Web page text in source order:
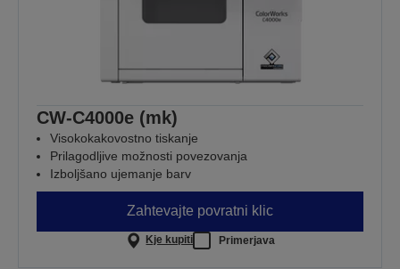
CW-C4000e (mk)
Visokokakovostno tiskanje
Prilagodljive možnosti povezovanja
Izboljšano ujemanje barv
Zahtevajte povratni klic
Kje kupiti Primerjava